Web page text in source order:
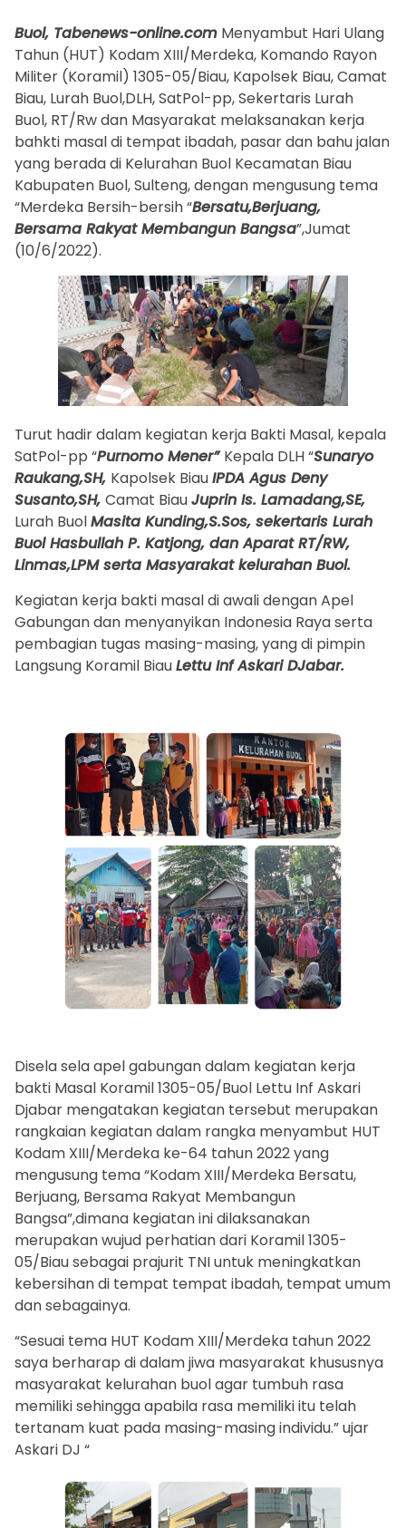
Buol, Tabenews-online.com Menyambut Hari Ulang
Tahun (HUT) Kodam XIII/Merdeka, Komando Rayon
Militer (Koramil) 1305-05/Biau, Kapolsek Biau, Camat
Biau, Lurah Buol,DLH, SatPol-pp, Sekertaris Lurah
Buol, RT/Rw dan Masyarakat melaksanakan kerja
bahkti masal di tempat ibadah, pasar dan bahu jalan
yang berada di Kelurahan Buol Kecamatan Biau
Kabupaten Buol, Sulteng, dengan mengusung tema
“Merdeka Bersih-bersih “Bersatu,Berjuang,
Bersama Rakyat Membangun Bangsa”,Jumat
(10/6/2022).
Turut hadir dalam kegiatan kerja Bakti Masal, kepala
SatPol-pp “Purnomo Mener”Kepala DLH “Sunaryo
Raukang,SH, Kapolsek BiauIPDA Agus Deny
Susanto,SH, Camat BiauJuprin Is. Lamadang,SE,
Lurah BuolMasita Kunding,S.Sos, sekertaris Lurah
Buol Hasbullah P. Katjong, dan Aparat RT/RW,
Linmas,LPM serta Masyarakat kelurahan Buol.
Kegiatan kerja bakti masal di awali dengan Apel
Gabungan dan menyanyikan Indonesia Raya serta
pembagian tugas masing-masing, yang di pimpin
Langsung Koramil BiauLettu Inf Askari DJabar.
Disela sela apel gabungan dalam kegiatan kerja
bakti Masal Koramil 1305-05/Buol Lettu Inf Askari
Djabar mengatakan kegiatan tersebut merupakan
rangkaian kegiatan dalam rangka menyambut HUT
Kodam XIII/Merdeka ke-64 tahun 2022 yang
mengusung tema “Kodam XIII/Merdeka Bersatu,
Berjuang, Bersama Rakyat Membangun
Bangsa”,dimana kegiatan ini dilaksanakan
merupakan wujud perhatian dari Koramil 1305-
05/Biau sebagai prajurit TNI untuk meningkatkan
kebersihan di tempat tempat ibadah, tempat umum
dan sebagainya.
“Sesuai tema HUT Kodam XIII/Merdeka tahun 2022
saya berharap di dalam jiwa masyarakat khususnya
masyarakat kelurahan buol agar tumbuh rasa
memiliki sehingga apabila rasa memiliki itu telah
tertanam kuat pada masing-masing individu.” ujar
Askari DJ “